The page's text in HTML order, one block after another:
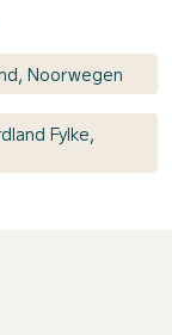
Noorwegen
Fylke,